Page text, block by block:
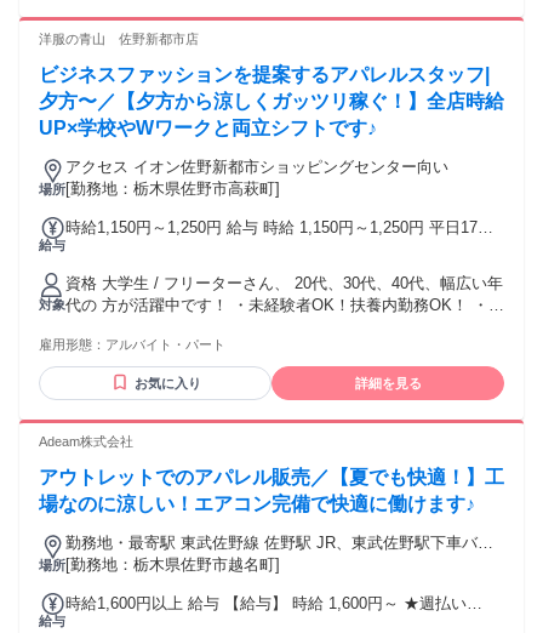
躍しています！
洋服の青山 佐野新都市店
ビジネスファッションを提案するアパレルスタッフ|
夕方〜／【夕方から涼しくガッツリ稼ぐ！】全店時給
UP×学校やWワークと両立シフトです♪
場所
アクセス イオン佐野新都市ショッピングセンター向い
[勤務地：栃木県佐野市高萩町]
給与
時給1,150円～1,250円 給与 時給 1,150円～1,250円 平日17時
以降・日祝 時給 1,250円 (別途交通費規定支給あり)
対象
資格 大学生 / フリーターさん、 20代、30代、40代、幅広い年
代の 方が活躍中です！ ・未経験者OK！扶養内勤務OK！ ・平
の方も是非 ご応募ください！ ※高卒以上 ※POSレジ・パソ
コン・スマートフォン 等の操作業務あり
雇用形態： アルバイト・パート
お気に入り 詳細を見る
Adeam株式会社
アウトレットでのアパレル販売／【夏でも快適！】工
場なのに涼しい！エアコン完備で快適に働けます♪
場所
勤務地・最寄駅 東武佐野線 佐野駅 JR、東武佐野駅下車バス
15分 車・バイク通勤OK
[勤務地：栃木県佐野市越名町]
給与
時給1,600円以上 給与 【給与】 時給 1,600円～ ★週払い